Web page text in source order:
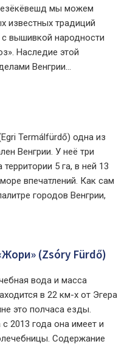
мы можем
известных традиций
вышивкой народности
Наследие этой
Венгрии...
Termálfürdő) одна из
Венгрии. У неё три
5 га, в ней 13
впечатлений. Как сам
городов Венгрии,
(Zsóry Fürdő)
вода и масса
в 22 км-х от Эгера
это полчаса езды.
2013 года она имеет и
Содержание